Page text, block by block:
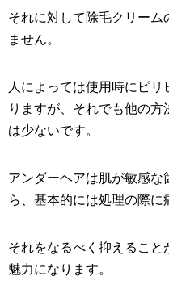
それに対して除毛クリーム
ません。
人によっては使用時にピ
りますが、それでも他の
は少ないです。
アンダーヘアは肌が敏感
ら、基本的には処理の際に
それをなるべく抑えるこ
魅力になります。